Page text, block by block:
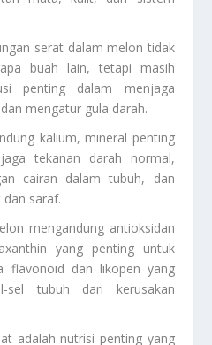
serat dalam melon tidak
buah lain, tetapi masih
penting dalam menjaga
mengatur gula darah.
kalium, mineral penting
tekanan darah normal,
cairan dalam tubuh, dan
saraf.
mengandung antioksidan
yang penting untuk
flavonoid dan likopen yang
sel tubuh dari kerusakan
adalah nutrisi penting yang